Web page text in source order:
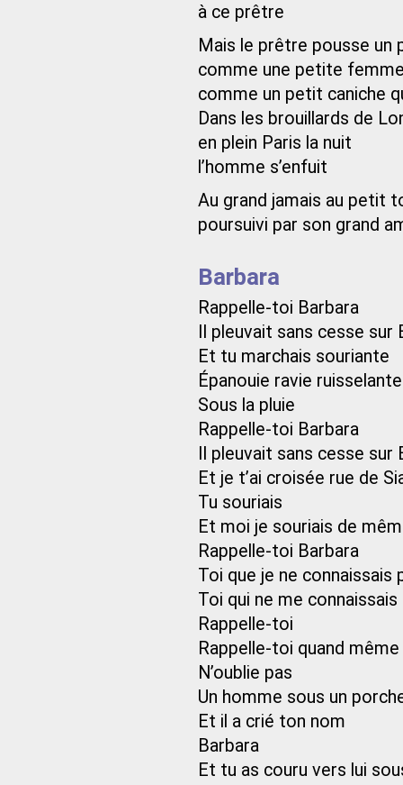
à ce prêtre
Mais le prêtre pousse un
comme une petite
comme un petit caniche
Dans les brouillards de
en plein Paris la nuit
l’homme s’enfuit
Au grand jamais au petit
poursuivi par son grand
Barbara
Rappelle-toi Barbara
Il pleuvait sans cesse
Et tu marchais souriante
Épanouie ravie ruisselante
Sous la pluie
Rappelle-toi Barbara
Il pleuvait sans cesse sur
Et je t’ai croisée rue de
Tu souriais
Et moi je souriais de
Rappelle-toi Barbara
Toi que je ne connaissais
Toi qui ne me connaissais
Rappelle-toi
Rappelle-toi quand
N’oublie pas
Un homme sous un
Et il a crié ton nom
Barbara
Et tu as couru vers lui